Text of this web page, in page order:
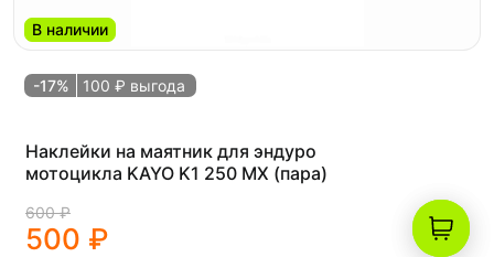
В наличии
-17% 100 ₽ выгода
Наклейки на маятник для эндуро
мотоцикла KAYO K1 250 MX (пара)
600 ₽
500 ₽